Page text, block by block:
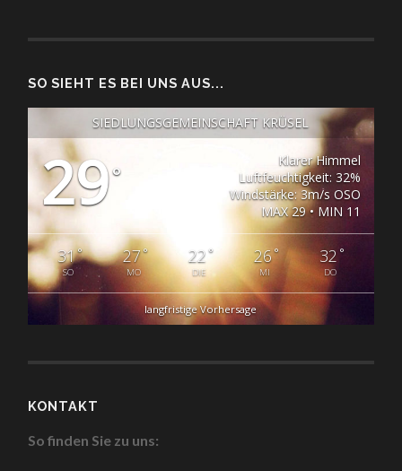
SO SIEHT ES BEI UNS AUS...
SIEDLUNGSGEMEINSCHAFT KRÜSEL
29°
Klarer Himmel
Luftfeuchtigkeit: 32%
Windstärke: 3m/s OSO
MAX 29 • MIN 11
31°
SO
27°
MO
22 °
DIE
26°
MI
32 °
DO
langfristige Vorhersage
KONTAKT
So finden Sie zu uns: